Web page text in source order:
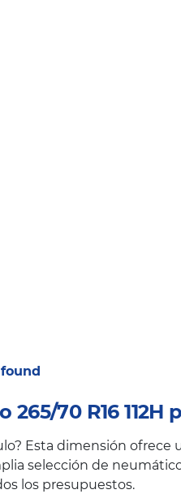
70 R16
Esta dimensión
selección de
los presupuestos.